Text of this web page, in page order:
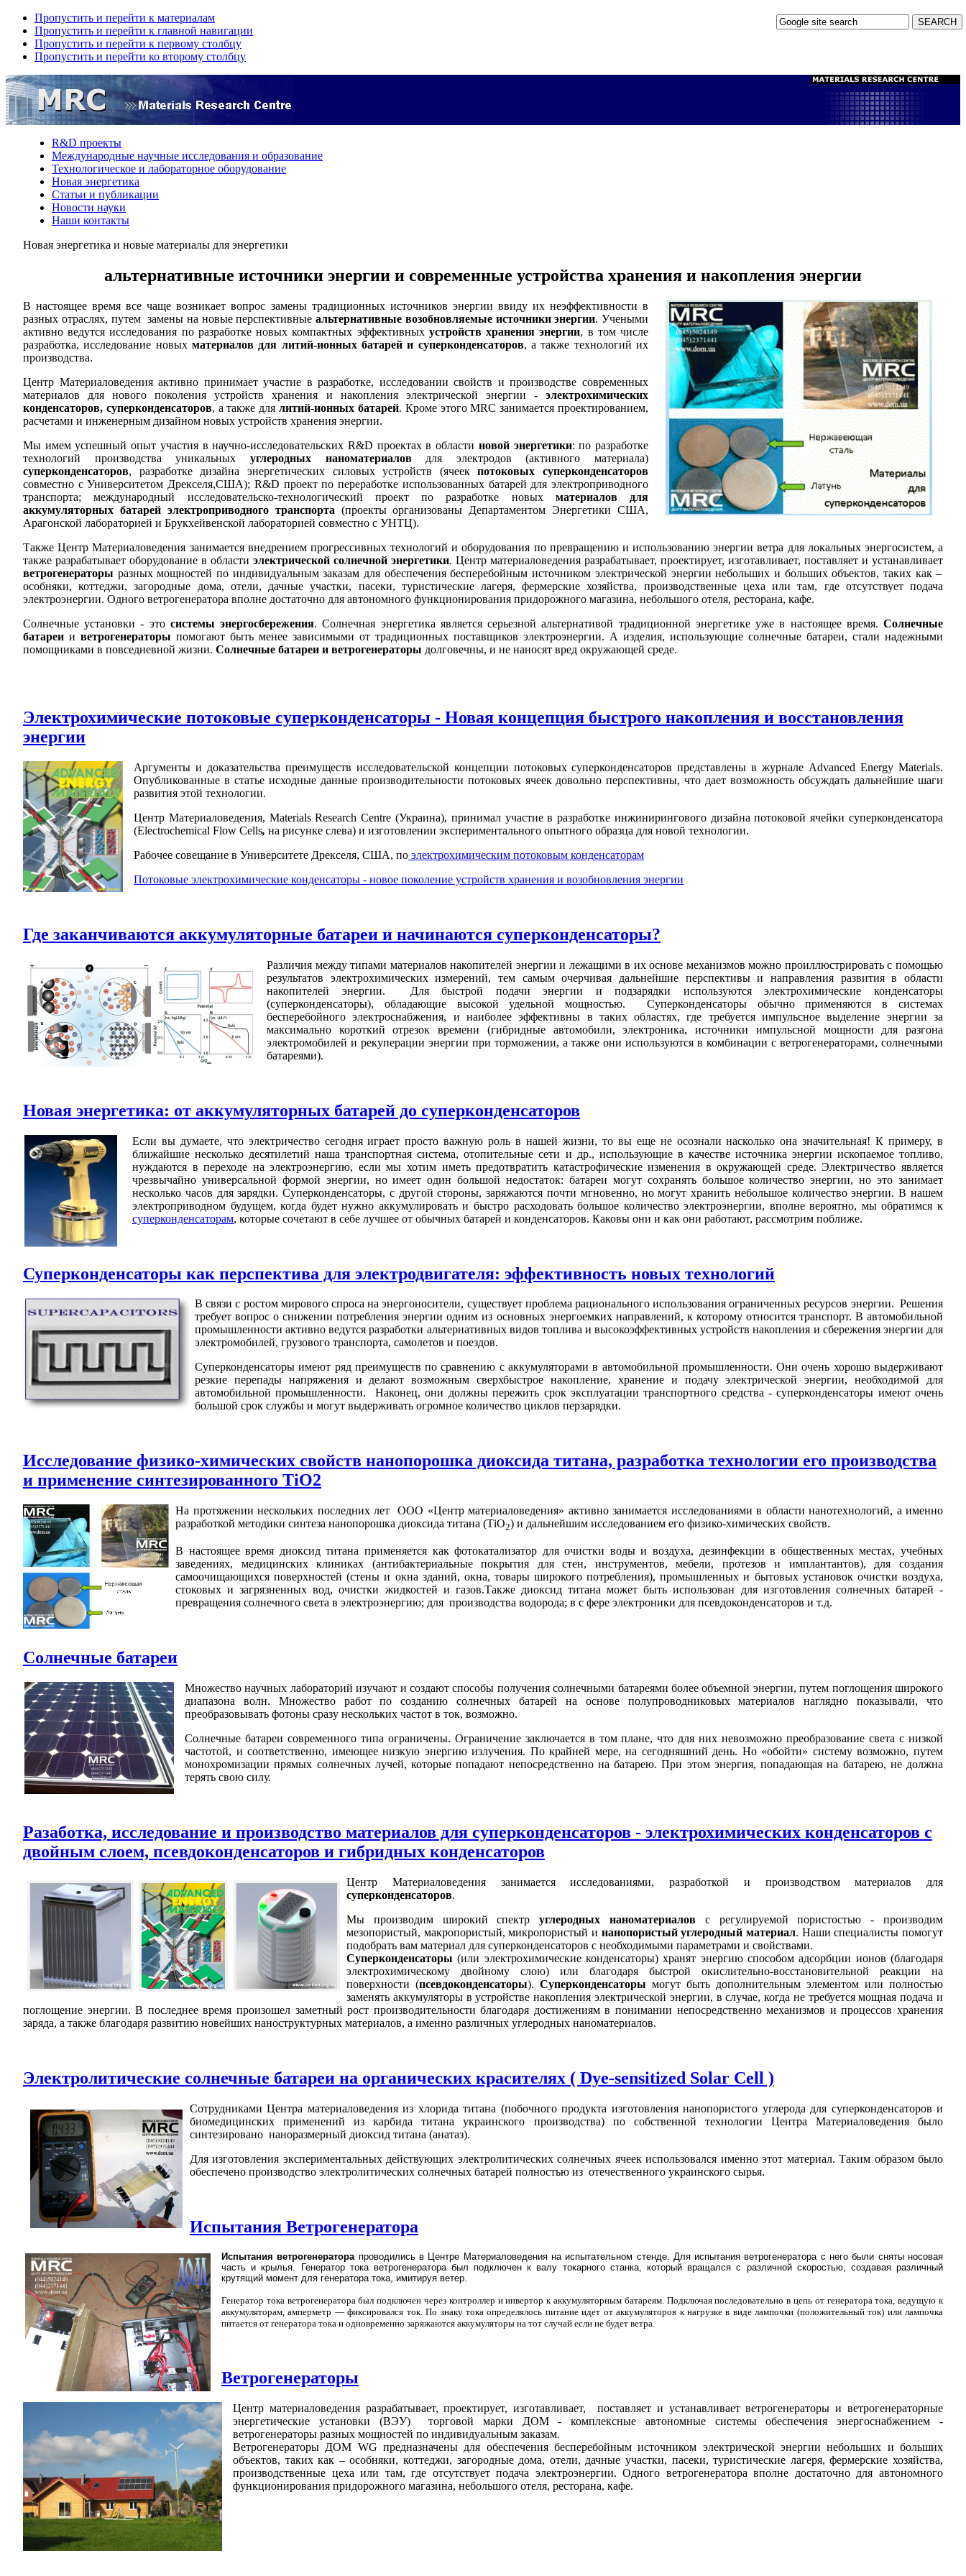
Пропустить и перейти к материалам
Пропустить и перейти к главной навигации
Пропустить и перейти к первому столбцу
Пропустить и перейти ко второму столбцу
R&D проекты
Международные научные исследования и образование
Технологическое и лабораторное оборудование
Hовая энергетика
Статьи и публикации
Новости науки
Наши контакты
Новая энергетика и новые материалы для энергетики
альтернативные источники энергии и современные устройства хранения и накопления энергии
В настоящее время все чаще возникает вопрос замены традиционных источников энергии ввиду их неэффективности в
разных отраслях, путем замены на новыеперспективные альтернативные возобновляемые источники энергии. Учеными
активно ведутся исследования по разработке новых компактных эффективных устройств хранения энергии, в том числе
разработка, исследование новых материалов для литий-ионных батарей и суперконденсаторов, а также технологий их
производства.
Центр Материаловедения активно принимает участие в разработке, исследовании свойств и производстве современных
материалов для нового поколения устройств хранения и накопления электрической энергии - электрохимических
конденсаторов, суперконденсаторов, а также длялитий-ионных батарей. Кроме этого MRC занимается проектированием,
расчетами и инженерным дизайном новых устройств хранения энергии.
Мы имем успешный опыт участия в научно-исследовательских R&D проектах в области новой энергетики: по разработке
технологий производства уникальных углеродных наноматериаловдля электродов (активного материала)
суперконденсаторов, разработке дизайна энергетических силовых устройств (ячеекпотоковых суперконденсаторов
совместно с Университетом Дрекселя,США); R&D проект по переработке использованных батарей для электроприводного
транспорта; международный исследовательско-технологический проект по разработке новых материалов для
аккумуляторных батарей электроприводного транспорта (проекты организованы Департаментом Энергетики США,
Арагонской лабораторией и Брукхейвенской лабораторией совместно с УНТЦ).
Также ЦентрМатериаловедения занимается внедрением прогрессивных технологий и оборудования по превращению и использованию энергии ветра для локальных энергосистем, а
также разрабатывает оборудование в области электрической солнечной энергетики. Центр материаловедения разрабатывает, проектирует, изготавливает, поставляет и устанавливает
ветрогенераторы разных мощностей по индивидуальным заказам для обеспечения бесперебойным источником электрической энергии небольших и больших объектов, таких как –
особняки, коттеджи, загородные дома, отели, дачные участки, пасеки, туристические лагеря, фермерские хозяйства, производственные цеха или там, где отсутствует подача
электроэнергии. Одного ветрогенератора вполне достаточно для автономного функционирования придорожного магазина, небольшого отеля, ресторана, кафе.
Солнечные установки - это системы энергосбережения. Солнечная энергетика является серьезной альтернативой традиционной энергетике уже в настоящее время.Солнечные
батареи и ветрогенераторы помогают быть менее зависимыми от традиционных поставщиков электроэнергии. А изделия, использующие солнечные батареи, стали надежными
помощниками в повседневной жизни. Солнечные батареи и ветрогенераторы долговечны, и не наносят вред окружающей среде.
Электрохимические потоковые суперконденсаторы - Новая концепция быстрого накопления и восстановления
энергии
Аргументы и доказательства преимуществ исследовательской концепции потоковых суперконденсаторов представлены в журнале Advanced Energy Materials.
Oпубликованные в статье исходные данные производительности потоковых ячеек довольно перспективны, что дает возможность обсуждать дальнейшие шаги
развития этой технологии.
Центр Материаловедения, Materials Research Centre (Украина), принимал участие в разработке инжинирингового дизайна потоковой ячейки суперконденсатора
(Electrochemical Flow Cells, на рисунке слева) и изготовлении экспериментального опытного образца для новой технологии.
Рабочее совещание в Университете Дрекселя, США, по электрохимическим потоковым конденсаторам
Потоковые электрохимические конденсаторы - новое поколение устройств хранения и возобновления энергии
Где заканчиваются аккумуляторные батареи и начинаются суперконденсаторы?
Различия между типами материалов накопителей энергии и лежащими в их основе механизмов можно проиллюстрировать с помощью
результатов электрохимических измерений, тем самым очерчивая дальнейшие перспективы и направления развития в области
накопителей энергии. Для быстрой подачи энергии и подзарядки используются электрохимические конденсаторы
(суперконденсаторы), обладающие высокой удельной мощностью. Суперконденсаторы обычно применяются в системах
бесперебойного электроснабжения, и наиболее эффективны в таких областях, где требуется импульсное выделение энергии за
максимально короткий отрезок времени (гибридные автомобили, электроника, источники импульсной мощности для разгона
электромобилей и рекуперации энергии при торможении, а также они используются в комбинации с ветрогенераторами, солнечными
батареями).
Новая энергетика: от аккумуляторных батарей до суперконденсаторов
Если вы думаете, что электричество сегодня играет просто важную роль в нашей жизни, то вы еще не осознали насколько она значительная! К примеру, в
ближайшие несколько десятилетий наша транспортная система, отопительные сети и др., использующие в качестве источника энергии ископаемое топливо,
нуждаются в переходе на электроэнергию, если мы хотим иметь предотвратить катастрофические изменения в окружающей среде. Электричество является
чрезвычайно универсальной формой энергии, но имеет один большой недостаток: батареи могут сохранять большое количество энергии, но это занимает
несколько часов для зарядки. Суперконденсаторы, с другой стороны, заряжаются почти мгновенно, но могут хранить небольшое количество энергии. В нашем
электроприводном будущем, когда будет нужно аккумулировать и быстро расходовать большое количество электроэнергии, вполне вероятно, мы обратимся к
суперконденсаторам, которые сочетают в себе лучшее от обычных батарей и конденсаторов. Каковы они и как они работают, рассмотрим поближе.
Суперконденсаторы как перспектива для электродвигателя: эффективность новых технологий
В связи с ростом мирового спроса на энергоносители, существует проблема рационального использования ограниченных ресурсов энергии. Решения
требует вопрос о снижении потребления энергии одним из основных энергоемких направлений, к которому относится транспорт. В автомобильной
промышленности активно ведутся разработки альтернативных видов топлива и высокоэффективных устройств накопления и сбережения энергии для
электромобилей, грузового транспорта, самолетов и поездов.
Суперконденсаторы имеют ряд преимуществ по сравнению с аккумуляторами в автомобильной промышленности. Они очень хорошо выдерживают
резкие перепады напряжения и делают возможным сверхбыстрое накопление, хранение и подачу электрической энергии, необходимой для
автомобильной промышленности. Наконец, они должны пережить срок эксплуатации транспортного средства - суперконденсаторы имеют очень
большой срок службы и могут выдерживать огромное количество циклов перзарядки.
Исследование физико-химических свойств нанопорошка диоксида титана, разработка технологии его производства
и применение синтезированного ТіО2
На протяжении нескольких последних лет ООО «Центр материаловедения» активно занимается исследованиями в области нанотехнологий, а именно
разработкой методики синтеза нанопорошка диоксида титана (ТіО2) и дальнейшим исследованием его физико-химических свойств.
В настоящее время диоксид титана применяется как фотокатализатор для очистки воды и воздуха, дезинфекции в общественных местах, учебных
заведениях, медицинских клиниках (антибактериальные покрытия для стен, инструментов, мебели, протезов и имплантантов), для создания
самоочищающихся поверхностей (стены и окна зданий, окна, товары широкого потребления), промышленных и бытовых установок очистки воздуха,
стоковых и загрязненных вод, очистки жидкостей и газов.Также диоксид титана может быть использован для изготовления солнечных батарей -
превращения солнечного света в электроэнергию; для производства водорода; в с фере электроники для псевдоконденсаторов и т.д.
Солнечные батареи
Множество научных лабораторий изучают и создают способы получения солнечными батареями более объемной энергии, путем поглощения широкого
диапазона волн. Множество работ по созданию солнечных батарей на основе полупроводниковых материалов наглядно показывали, что
преобразовывать фотоны сразу нескольких частот в ток, возможно.
Солнечные батареи современного типа ограничены. Ограничение заключается в том плане, что для них невозможно преобразование света с низкой
частотой, и соответственно, имеющее низкую энергию излучения. По крайней мере, на сегодняшний день. Но «обойти» систему возможно, путем
монохромизации прямых солнечных лучей, которые попадают непосредственно на батарею. При этом энергия, попадающая на батарею, не должна
терять свою силу.
Разаботка, исследование и производство материалов для суперконденсаторов - электрохимических конденсаторов с
двойным слоем, псевдоконденсаторов и гибридных конденсаторов
Центр Материаловедения занимается исследованиями, разработкой и производством материалов для
суперконденсаторов.
Мы производим широкий спектруглеродных наноматериалов с регулируемой пористостью - производим
мезопористый, макропористый, микропористый и нанопористый углеродный материал. Наши специалисты помогут
подобрать вам материал для суперконденсаторов с необходимыми параметрами и свойствами.
Суперконденсаторы (или электрохимические конденсаторы) хранят энергию способом адсорбции ионов (благодаря
электрохимическому двойному слою) или благодаря быстрой окислительно-восстановительной реакции на
поверхности (псевдоконденсаторы). Суперконденсаторы могут быть дополнительным элементом или полностью
заменять аккумуляторы в устройстве накопления электрической энергии, в случае, когда не требуется мощная подача и
поглощение энергии. В последнее время произошел заметный рост производительности благодаря достижениям в понимании непосредственно механизмов и процессов хранения
заряда, а также благодаря развитию новейших наноструктурных материалов, а именно различных углеродных наноматериалов.
Электролитические солнечные батареи на органических красителях ( Dye-sensitized Solar Cell )
Сотрудниками Центра материаловедения из хлорида титана (побочного продукта изготовления нанопористого углерода для суперконденсаторов и
биомедицинских применений из карбида титана украинского производства) по собственной технологии Центра Материаловедения было
синтезировано наноразмерный диоксид титана (анатаз).
Для изготовления экспериментальных действующих электролитических солнечных ячеек использовался именно этот материал. Таким образом было
обеспечено производство электролитических солнечных батарей полностью из отечественного украинского сырья.
Испытания Ветрогенератора
Испытания ветрогенератора проводились в Центре Материаловедения на испытательном стенде. Для испытания ветрогенератора с него были сняты носовая
часть и крылья. Генератор тока ветрогенератора был подключен к валу токарного станка, который вращался с различной скоростью, создавая различный
крутящий момент для генератора тока, имитируя ветер.
Генератор тока ветрогенератора был подключен через контроллер и инвертор к аккумуляторным батареям. Подключая последовательно в цепь от генератора тока, ведущую к
аккумуляторам, амперметр — фиксировался ток. По знаку тока определялось питание идет от аккумуляторов к нагрузке в виде лампочки (положительный ток) или лампочка
питается от генератора тока и одновременно заряжаются аккумуляторы на тот случай если не будет ветра.
Ветрогенераторы
Центр материаловедения разрабатывает, проектирует, изготавливает, поставляет и устанавливает ветрогенераторы и ветрогенераторные
энергетические установки (ВЭУ) торговой марки ДОМ - комплексные автономные системы обеспечения энергоснабжением -
ветрогенераторы разных мощностей по индивидуальным заказам.
Ветрогенераторы ДОМ WG предназначены для обеспечения бесперебойным источником электрической энергии небольших и больших
объектов, таких как – особняки, коттеджи, загородные дома, отели, дачные участки, пасеки, туристические лагеря, фермерские хозяйства,
производственные цеха или там, где отсутствует подача электроэнергии. Одного ветрогенератора вполне достаточно для автономного
функционирования придорожного магазина, небольшого отеля, ресторана, кафе.